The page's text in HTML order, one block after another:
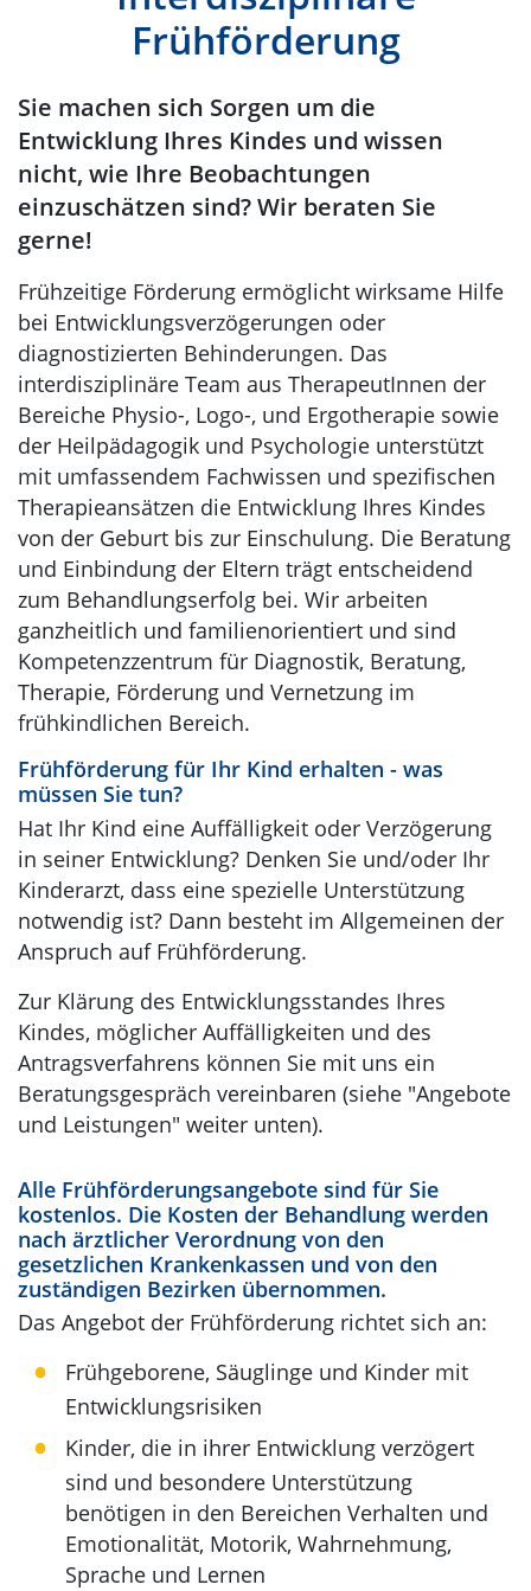
Frühförderung
Sie machen sich Sorgen um die
Entwicklung Ihres Kindes und wissen
nicht, wie Ihre Beobachtungen
einzuschätzen sind? Wir beraten Sie
gerne!
Frühzeitige Förderung ermöglicht wirksame Hilfe
bei Entwicklungsverzögerungen oder
diagnostizierten Behinderungen. Das
interdisziplinäre Team aus TherapeutInnen der
Bereiche Physio-, Logo-, und Ergotherapie sowie
der Heilpädagogik und Psychologie unterstützt
mit umfassendem Fachwissen und spezifischen
Therapieansätzen die Entwicklung Ihres Kindes
von der Geburt bis zur Einschulung. Die Beratung
und Einbindung der Eltern trägt entscheidend
zum Behandlungserfolg bei. Wir arbeiten
ganzheitlich und familienorientiert und sind
Kompetenzzentrum für Diagnostik, Beratung,
Therapie, Förderung und Vernetzung im
frühkindlichen Bereich.
Frühförderung für Ihr Kind erhalten - was
müssen Sie tun?
Hat Ihr Kind eine Auffälligkeit oder Verzögerung
in seiner Entwicklung? Denken Sie und/oder Ihr
Kinderarzt, dass eine spezielle Unterstützung
notwendig ist? Dann besteht im Allgemeinen der
Anspruch auf Frühförderung.
Zur Klärung des Entwicklungsstandes Ihres
Kindes, möglicher Auffälligkeiten und des
Antragsverfahrens können Sie mit uns ein
Beratungsgespräch vereinbaren (siehe "Angebote
und Leistungen" weiter unten).
Alle Frühförderungsangebote sind für Sie
kostenlos. Die Kosten der Behandlung werden
nach ärztlicher Verordnung von den
gesetzlichen Krankenkassen und von den
zuständigen Bezirken übernommen.
Das Angebot der Frühförderung richtet sich an:
Frühgeborene, Säuglinge und Kinder mit
Entwicklungsrisiken
Kinder, die in ihrer Entwicklung verzögert
sind und besondere Unterstützung
benötigen in den Bereichen Verhalten und
Emotionalität, Motorik, Wahrnehmung,
Sprache und Lernen